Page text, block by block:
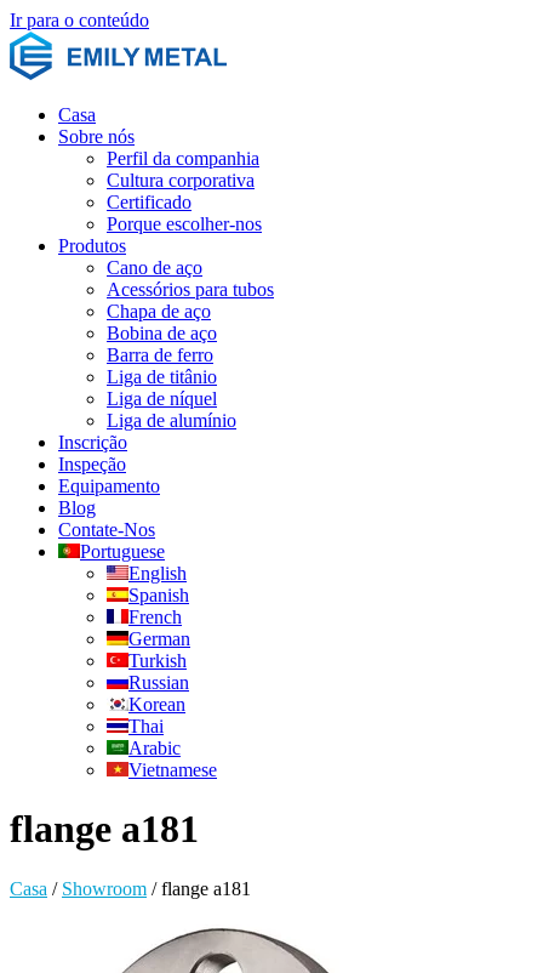
Ir para o conteúdo
Casa
Sobre nós
Perfil da companhia
Cultura corporativa
Certificado
Porque escolher-nos
Produtos
Cano de aço
Acessórios para tubos
Chapa de aço
Bobina de aço
Barra de ferro
Liga de titânio
Liga de níquel
Liga de alumínio
Inscrição
Inspeção
Equipamento
Blog
Contate-Nos
Portuguese
English
Spanish
French
German
Turkish
Russian
Korean
Thai
Arabic
Vietnamese
flange a181
Casa / Showroom /flange a181